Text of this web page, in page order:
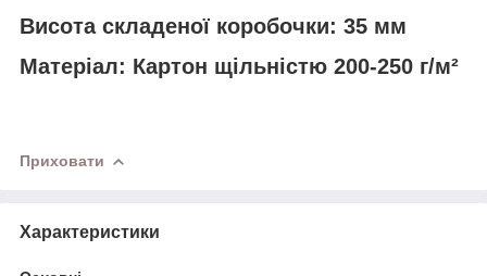
Висота складеної коробочки: 35 мм
Матеріал: Картон щільністю 200-250 г/м²
Приховати
Характеристики